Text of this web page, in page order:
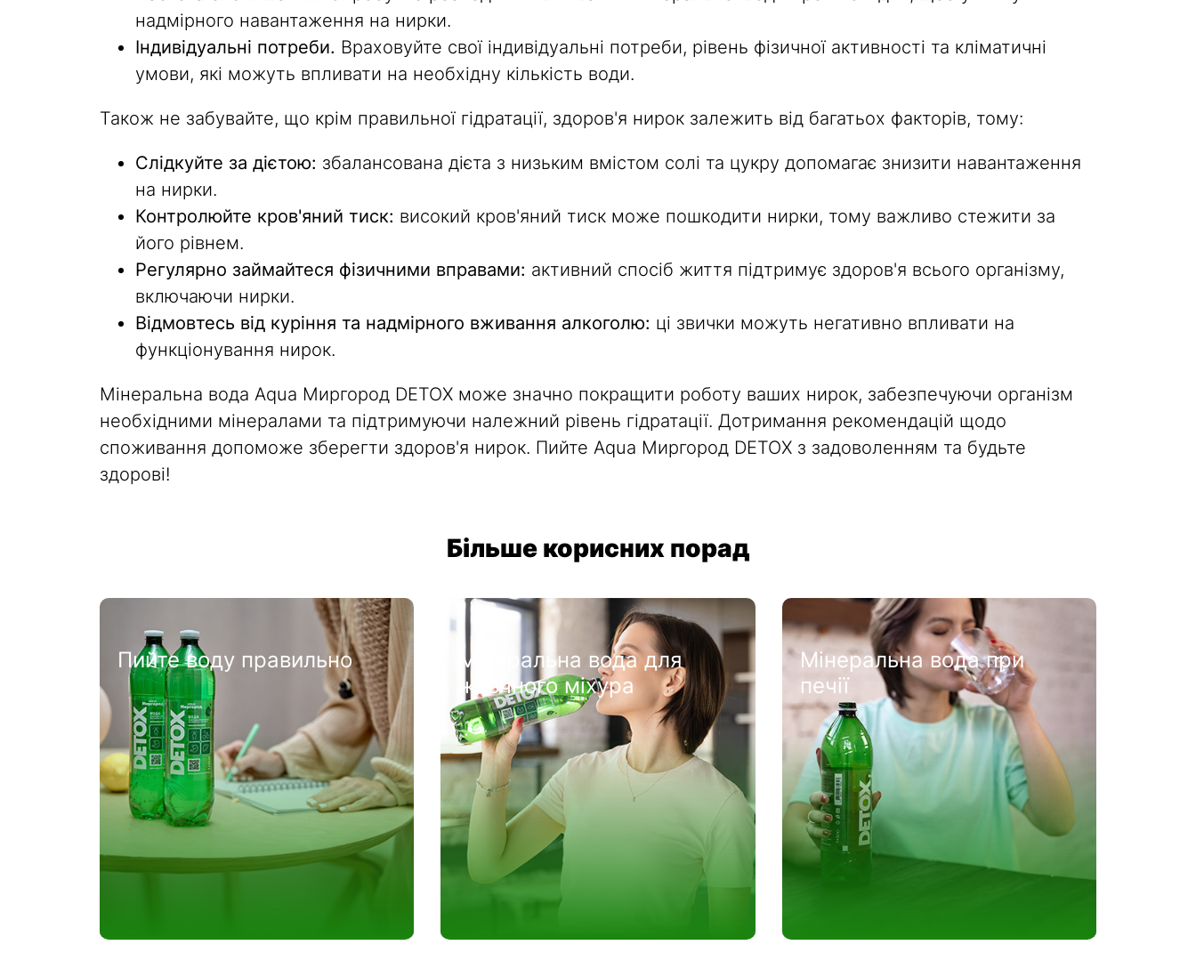
надмірного навантаження на нирки.
Індивідуальні потреби. Враховуйте свої індивідуальні потреби, рівень фізичної активності та кліматичні
умови, які можуть впливати на необхідну кількість води.
Також не забувайте, що крім правильної гідратації, здоров'я нирок залежить від багатьох факторів, тому:
Слідкуйте за дієтою: збалансована дієта з низьким вмістом солі та цукру допомагає знизити навантаження
на нирки.
Контролюйте кров'яний тиск: високий кров'яний тиск може пошкодити нирки, тому важливо стежити за
його рівнем.
Регулярно займайтеся фізичними вправами: активний спосіб життя підтримує здоров'я всього організму,
включаючи нирки.
Відмовтесь від куріння та надмірного вживання алкоголю: ці звички можуть негативно впливати на
функціонування нирок.
Мінеральна вода Aqua Миргород DETOX може значно покращити роботу ваших нирок, забезпечуючи організм
необхідними мінералами та підтримуючи належний рівень гідратації. Дотримання рекомендацій щодо
споживання допоможе зберегти здоров'я нирок. Пийте Aqua Миргород DETOX з задоволенням та будьте
здорові!
Більше корисних порад
Мінеральна вода при
гострій кишковій інфекції
Спрага та дегідратація
організму
Яку воду пити при
отруєнні: переваги
вживання DETOX води